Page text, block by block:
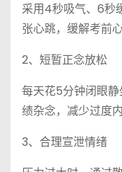
采用4秒吸气、6秒
张心跳，缓解考前
2、短暂正念放松
每天花5分钟闭眼
绩杂念，减少过度内
3、合理宣泄情绪